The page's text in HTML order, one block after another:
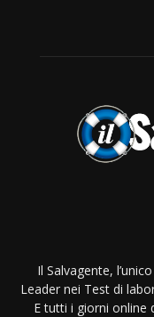
Il Salvagente,
Leader nei Test di
E tutti i giorni online